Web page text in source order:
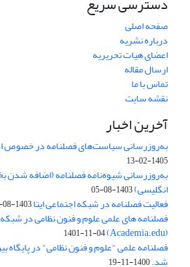
صفحه اصلی
درباره نشریه
اعضای هیات تحریریه
ارسال مقاله
تماس با ما
نقشه سایت
آخرین اخبار
به‌روزرسانی سیاست‌های فصلنامه در خصوص
1405-02-13
به‌روزرسانی شیوه‌نامه فصلنامه (اضافه
انگلیسی)1403-08-05
فعالیت فصلنامه در شبکه اجتماعی ایتا1403-08-04
فصلنامه های علمی علوم و فنون نظامی در شبکه
(Academia.edu)
1401-11-04
شد.1400-11-19